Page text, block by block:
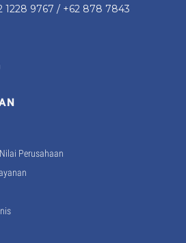
1228 9767 / +62 878 7843
Perusahaan